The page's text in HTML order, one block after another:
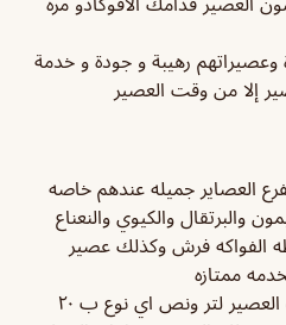
رهيبة و جودة و خدمة
إلا من وقت العصير
العصاير جميله عندهم خاصه
والبرتقال والكيوي والنعناع
الفواكه فرش وكذلك عصير
ممتازه
نظافة أسعار جدا مناسبه جيك العصير لتر ونص اي نوع ب ٢٠